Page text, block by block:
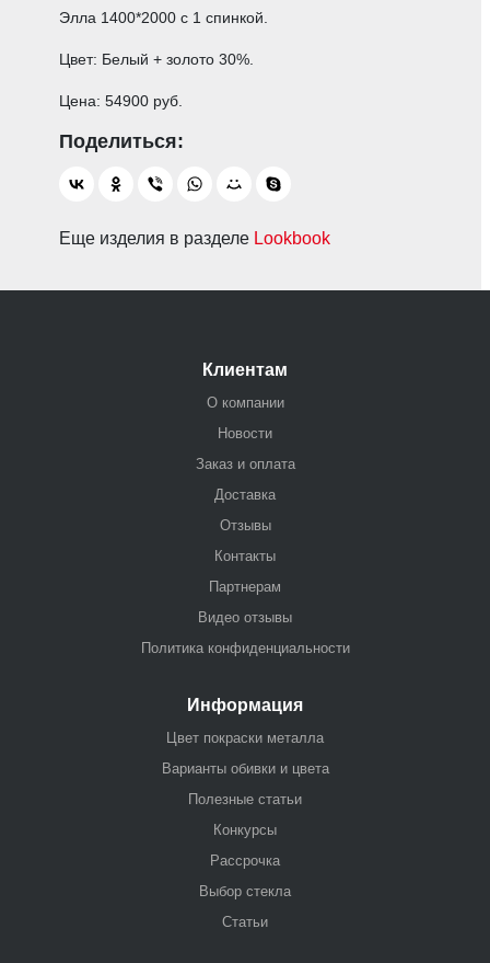
Элла 1400*2000 с 1 спинкой.
Цвет: Белый + золото 30%.
Цена: 54900 руб.
Еще изделия в разделе Lookbook
Клиентам
О компании
Новости
Заказ и оплата
Доставка
Отзывы
Контакты
Партнерам
Видео отзывы
Политика конфиденциальности
Информация
Цвет покраски металла
Варианты обивки и цвета
Полезные статьи
Конкурсы
Рассрочка
Выбор стекла
Статьи